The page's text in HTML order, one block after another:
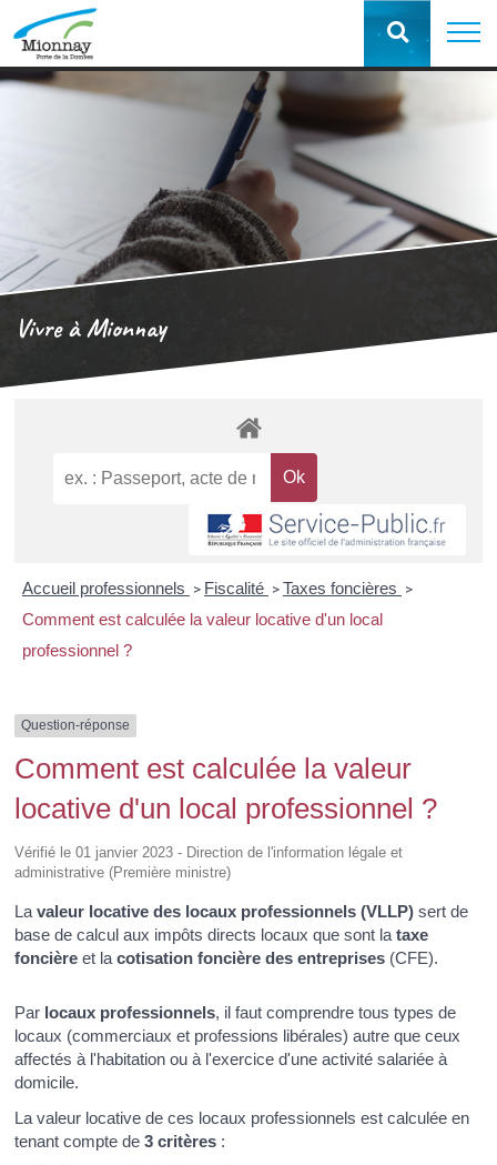
Vivre à Mionnay
Accueil professionnels > Fiscalité > Taxes foncières >
Comment est calculée la valeur locative d'un local
professionnel ?
Question-réponse
Comment est calculée la valeur
locative d'un local professionnel ?
Vérifié le 01 janvier 2023 - Direction de l'information légale et
administrative (Première ministre)
Lavaleur locative des locaux professionnels (VLLP)sert de
base de calcul aux impôts directs locaux que sont lataxe
foncière et lacotisation foncière des entreprises (CFE).
Par locaux professionnels, il faut comprendre tous types de
locaux (commerciaux et professions libérales) autre que ceux
affectés à l'habitation ou à l'exercice d'une activité salariée à
domicile.
La valeur locative de ces locaux professionnels est calculée en
tenant compte de3 critères :